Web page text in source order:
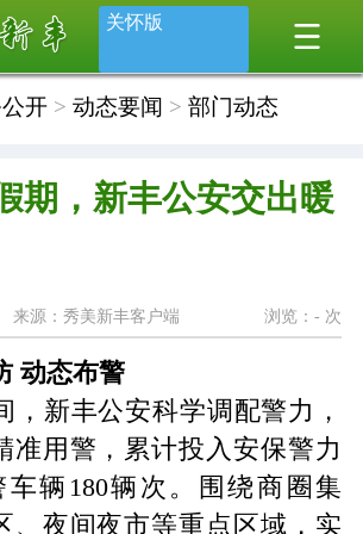
关怀版
开> 动态要闻 > 部门动态
期，新丰公安交出暖
浏览：- 次
来源：秀美新丰客户端
态布警
新丰公安科学调配警力，
准用警，累计投入安保警力
车辆180辆次。围绕商圈集
、夜间夜市等重点区域，实